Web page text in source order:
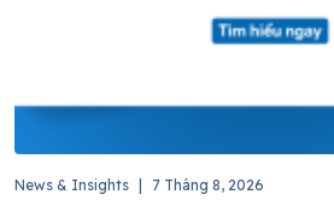
News & Insights 7 Tháng 8, 2026